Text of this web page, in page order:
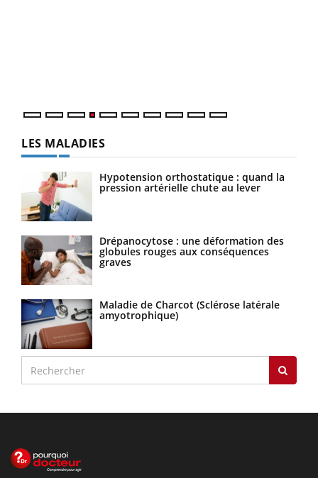
LES MALADIES
Hypotension orthostatique : quand la
pression artérielle chute au lever
Drépanocytose : une déformation des
globules rouges aux conséquences
graves
Maladie de Charcot (Sclérose latérale
amyotrophique)